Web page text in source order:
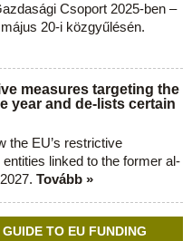
Csoport 2025-ben –
20-i közgyűlésén.
measures targeting the
year and de-lists certain
the EU’s restrictive
linked to the former al-
Tovább »
TO EU FUNDING